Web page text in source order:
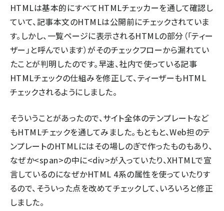
HTMLは基本的にすべてHTMLチェッカーを通して確認し
ていて、記事本文のHTMLは公開前にチェックされていま
す。しかし、一覧ページに表示されるHTMLの部分（「ティー
ザー」と呼んでいます）がそのチェックフローから漏れてい
たことが判明したのです。早速、社内で使っている記事
HTMLチェックの仕組みを修正して、ティーザーもHTML
チェックされるようにしました。
そういうことがあったので、サイト全体のテンプレートなど
もHTMLチェックを通してみました。もともと、Web担のテ
ンプレートのHTMLにはその場しのぎで作ったものもあり、
なぜか<span>の中に<div>が入っていたり、XHTMLで宣
言しているのになぜかHTML 4系の属性を使っていたりす
るので、そういった点を改めてチェックして、いろいろと修正
しました。